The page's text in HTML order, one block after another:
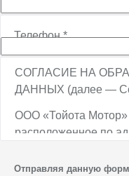
Телефон*
СОГЛАСИЕ НА
ДАННЫХ (далее —
ООО «Тойота
расположенное по
ТПЗ «Алтуфьево»,
Отправляя данную